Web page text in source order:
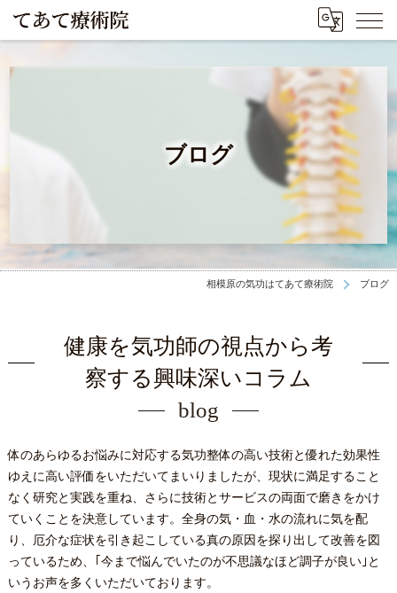
ブログ
相模原の気功はてあて療術院 ブログ
健康を気功師の視点から考
察する興味深いコラム
blog
体のあらゆるお悩みに対応する気功整体の高い技術と優れた効果性
ゆえに高い評価をいただいてまいりましたが、現状に満足すること
なく研究と実践を重ね、さらに技術とサービスの両面で磨きをかけ
ていくことを決意しています。全身の気・血・水の流れに気を配
り、厄介な症状を引き起こしている真の原因を探り出して改善を図
っているため、｢今まで悩んでいたのが不思議なほど調子が良い｣と
いうお声を多くいただいております。